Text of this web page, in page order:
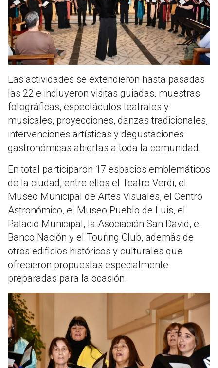
Las actividades se extendieron hasta pasadas
las 22 e incluyeron visitas guiadas, muestras
fotográficas, espectáculos teatrales y
musicales, proyecciones, danzas tradicionales,
intervenciones artísticas y degustaciones
gastronómicas abiertas a toda la comunidad.
En total participaron 17 espacios emblemáticos
de la ciudad, entre ellos el Teatro Verdi, el
Museo Municipal de Artes Visuales, el Centro
Astronómico, el Museo Pueblo de Luis, el
Palacio Municipal, la Asociación San David, el
Banco Nación y el Touring Club, además de
otros edificios históricos y culturales que
ofrecieron propuestas especialmente
preparadas para la ocasión.